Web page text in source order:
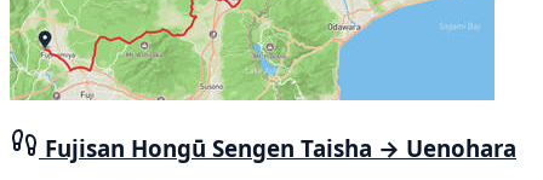
Fujisan Hongū Sengen Taisha → Uenohara